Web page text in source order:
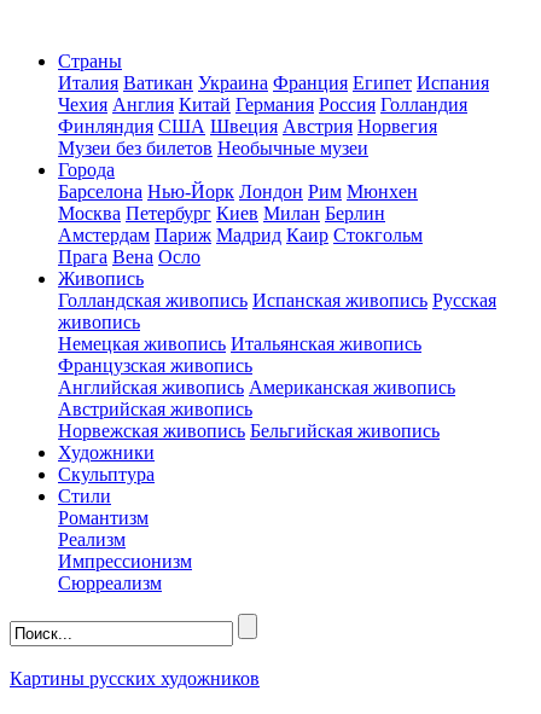
Страны
Италия Ватикан Украина Франция Египет Испания
Чехия Англия Китай Германия Россия Голландия
Финляндия США Швеция Австрия Норвегия
Музеи без билетов Необычные музеи
Города
Барселона Нью-Йорк Лондон Рим Мюнхен
Москва Петербург Киев Милан Берлин
Амстердам Париж Мадрид Каир Стокгольм
Прага Вена Осло
Живопись
Голландская живопись Испанская живопись Русская
живопись
Немецкая живопись Итальянская живопись
Французская живопись
Английская живопись Американская живопись
Австрийская живопись
Норвежская живопись Бельгийская живопись
Художники
Скульптура
Стили
Романтизм
Реализм
Импрессионизм
Сюрреализм
Картины русских художников